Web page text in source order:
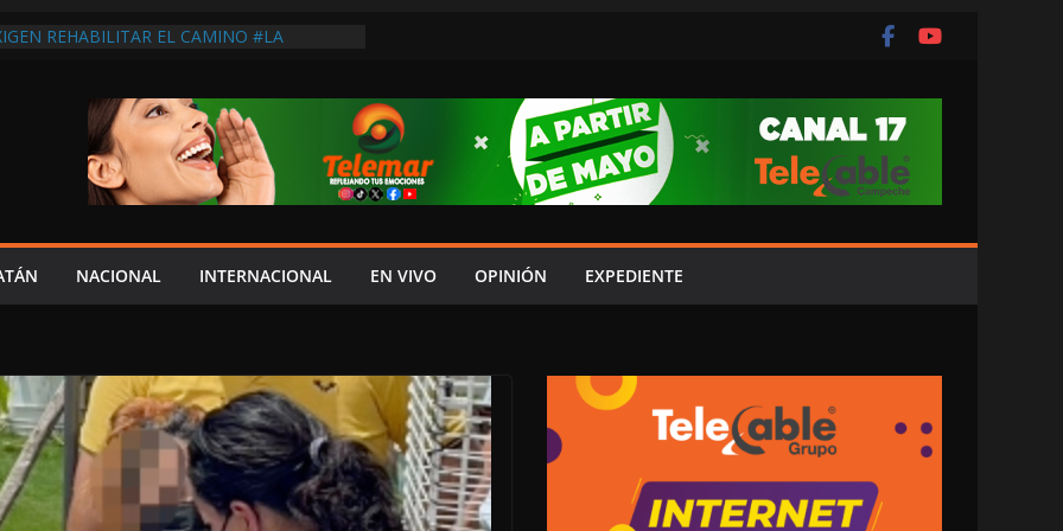
REHABILITAR EL CAMINO #LA
MANIFESTARÁN DE MANERA PÁCIFICA
SOBRE LA GASOLINA DEL
EN LAS CALLES”; PRI AFIRMA QUE LA
EN LAS CALLES”; PRI AFIRMA QUE LA
NACIONAL INTERNACIONAL EN VIVO OPINIÓN EXPEDIENTE